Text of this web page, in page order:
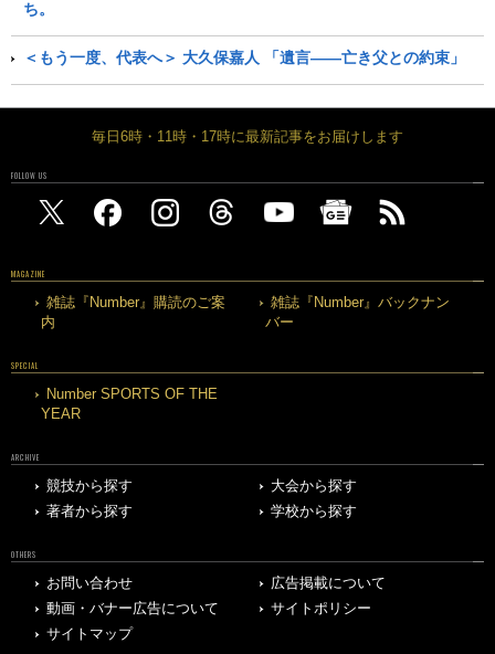
ち。
＜もう一度、代表へ＞ 大久保嘉人 「遺言――亡き父との約束」
毎日6時・11時・17時に最新記事をお届けします
FOLLOW US
MAGAZINE
雑誌『Number』購読のご案
内
雑誌『Number』バックナン
バー
SPECIAL
Number SPORTS OF THE
YEAR
ARCHIVE
競技から探す
大会から探す
著者から探す
学校から探す
OTHERS
お問い合わせ
広告掲載について
動画・バナー広告について
サイトポリシー
サイトマップ